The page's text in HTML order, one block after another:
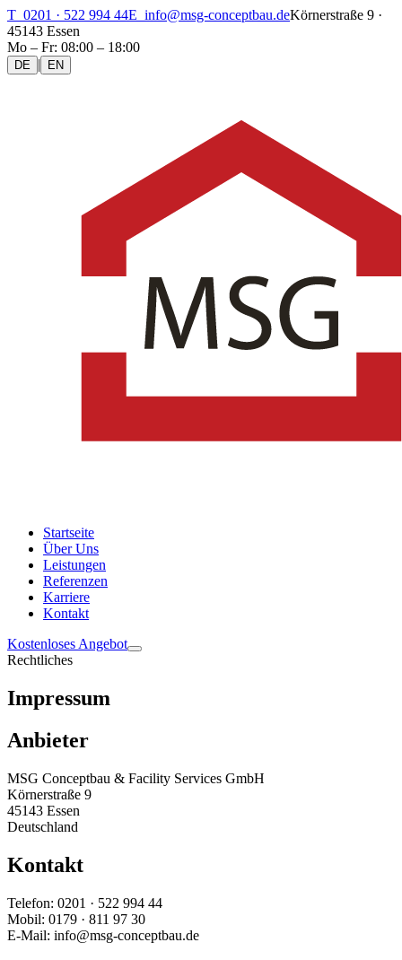
T 0201 · 522 994 44E info@msg-conceptbau.deKörnerstraße 9 ·
45143 Essen
Mo – Fr: 08:00 – 18:00
DE | EN
Startseite
Über Uns
Leistungen
Referenzen
Karriere
Kontakt
Kostenloses Angebot
Rechtliches
Impressum
Anbieter
MSG Conceptbau & Facility Services GmbH
Körnerstraße 9
45143 Essen
Deutschland
Kontakt
Telefon: 0201 · 522 994 44
Mobil: 0179 · 811 97 30
E-Mail: info@msg-conceptbau.de